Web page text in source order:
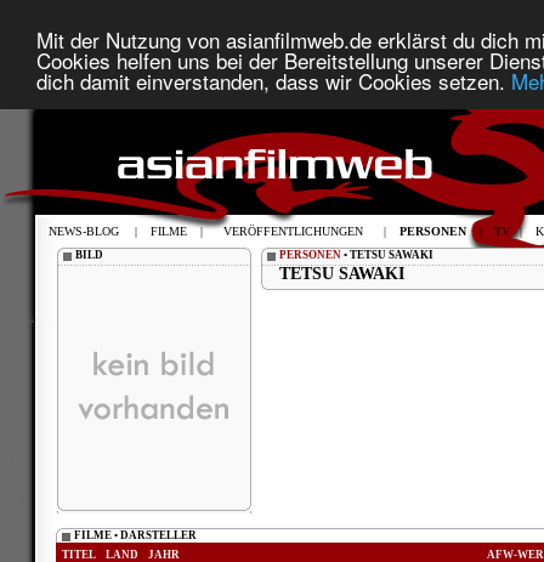
Mit der Nutzung von asianfilmweb.de erklärst du dich
Cookies helfen uns bei der Bereitstellung unserer
dich damit einverstanden, dass wir Cookies setzen.
NEWS-BLOG | FILME | VERÖFFENTLICHUNGEN | PERSONEN | TV |
BILD PERSONEN • TETSU SAWAKI
TETSU SAWAKI
FILME • DARSTELLER
TITEL
LAND JAHR
AFW-